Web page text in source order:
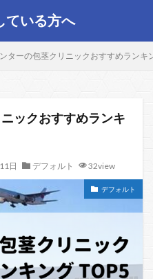
ている方へ
ターの包茎クリニックおすすめランキ
ックおすすめランキ
日 デフォルト 32view
デフォルト